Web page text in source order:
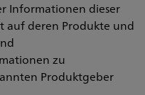
Informationen dieser
auf deren Produkte und
zu
Produktgeber